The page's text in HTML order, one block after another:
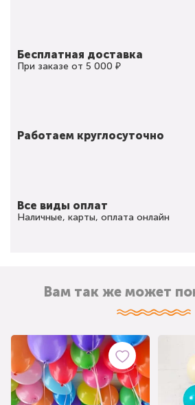
Бесплатная доставка
При заказе от 5 000 ₽
Работаем круглосуточно
Все виды оплат
Наличные, карты, оплата онлайн
Вам так же может